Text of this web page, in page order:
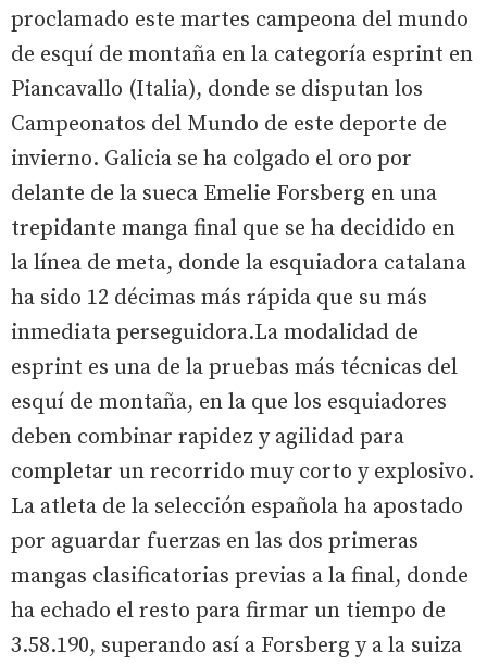
proclamado este martes campeona del mundo
de esquí de montaña en la categoría esprint en
Piancavallo (Italia), donde se disputan los
Campeonatos del Mundo de este deporte de
invierno. Galicia se ha colgado el oro por
delante de la sueca Emelie Forsberg en una
trepidante manga final que se ha decidido en
la línea de meta, donde la esquiadora catalana
ha sido 12 décimas más rápida que su más
inmediata perseguidora.La modalidad de
esprint es una de la pruebas más técnicas del
esquí de montaña, en la que los esquiadores
deben combinar rapidez y agilidad para
completar un recorrido muy corto y explosivo.
La atleta de la selección española ha apostado
por aguardar fuerzas en las dos primeras
mangas clasificatorias previas a la final, donde
ha echado el resto para firmar un tiempo de
3.58.190, superando así a Forsberg y a la suiza